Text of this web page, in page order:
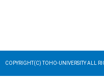
COPYRIGHT(C) TOHO-UNIVERSITY ALL